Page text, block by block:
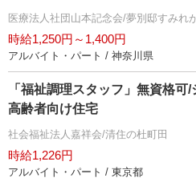
医療法人社団山本記念会/夢別邸すみれ
時給1,250円～1,400円
アルバイト・パート / 神奈川県
「福祉調理スタッフ」無資格可
高齢者向け住宅
社会福祉法人嘉祥会/清住の杜町田
時給1,226円
アルバイト・パート / 東京都